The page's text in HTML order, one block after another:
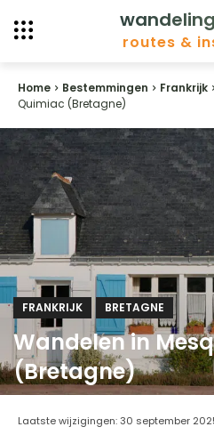
routes &
Home Bestemmingen Frankrijk
Quimiac (Bretagne)
FRANKRIJK BRETAGNE
Wandelen in
(Bretagne)
Laatste wijzigingen:30 september